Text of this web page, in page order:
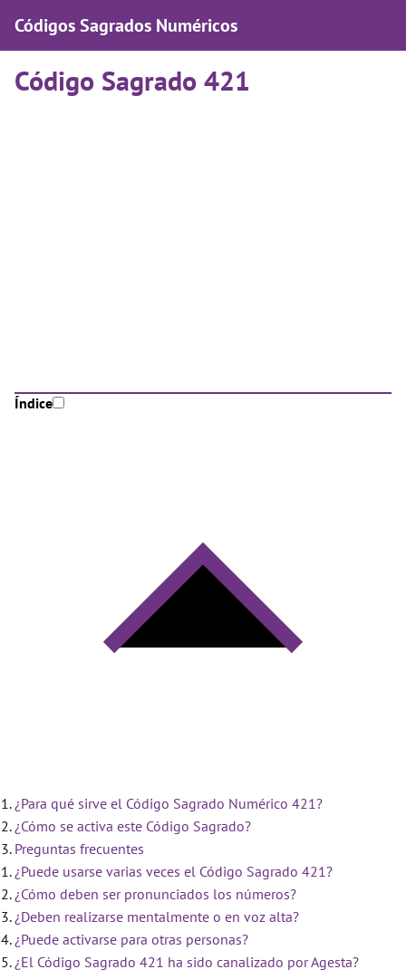
Códigos Sagrados Numéricos
Código Sagrado 421
Índice
¿Para qué sirve el Código Sagrado Numérico 421?
¿Cómo se activa este Código Sagrado?
Preguntas frecuentes
¿Puede usarse varias veces el Código Sagrado 421?
¿Cómo deben ser pronunciados los números?
¿Deben realizarse mentalmente o en voz alta?
¿Puede activarse para otras personas?
¿El Código Sagrado 421 ha sido canalizado por Agesta?